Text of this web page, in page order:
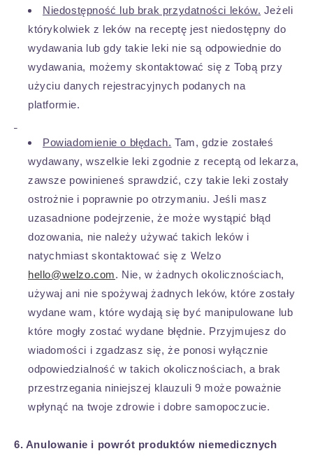
Niedostępność lub brak przydatności leków. Jeżeli
którykolwiek z leków na receptę jest niedostępny do
wydawania lub gdy takie leki nie są odpowiednie do
wydawania, możemy skontaktować się z Tobą przy
użyciu danych rejestracyjnych podanych na
platformie.
Powiadomienie o błędach. Tam, gdzie zostałeś
wydawany, wszelkie leki zgodnie z receptą od lekarza,
zawsze powinieneś sprawdzić, czy takie leki zostały
ostrożnie i poprawnie po otrzymaniu. Jeśli masz
uzasadnione podejrzenie, że może wystąpić błąd
dozowania, nie należy używać takich leków i
natychmiast skontaktować się z Welzo
hello@welzo.com. Nie, w żadnych okolicznościach,
używaj ani nie spożywaj żadnych leków, które zostały
wydane wam, które wydają się być manipulowane lub
które mogły zostać wydane błędnie. Przyjmujesz do
wiadomości i zgadzasz się, że ponosi wyłącznie
odpowiedzialność w takich okolicznościach, a brak
przestrzegania niniejszej klauzuli 9 może poważnie
wpłynąć na twoje zdrowie i dobre samopoczucie.
6. Anulowanie i powrót produktów niemedicznych